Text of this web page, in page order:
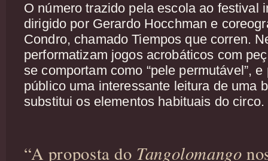
O número trazido pela escola ao festival
dirigido por Gerardo Hocchman e
Condro, chamado Tiempos que corren.
performatizam jogos acrobáticos com
se comportam como “pele permutável”,
público uma interessante leitura de uma
substitui os elementos habituais do circo.
“A proposta do Tangolomango